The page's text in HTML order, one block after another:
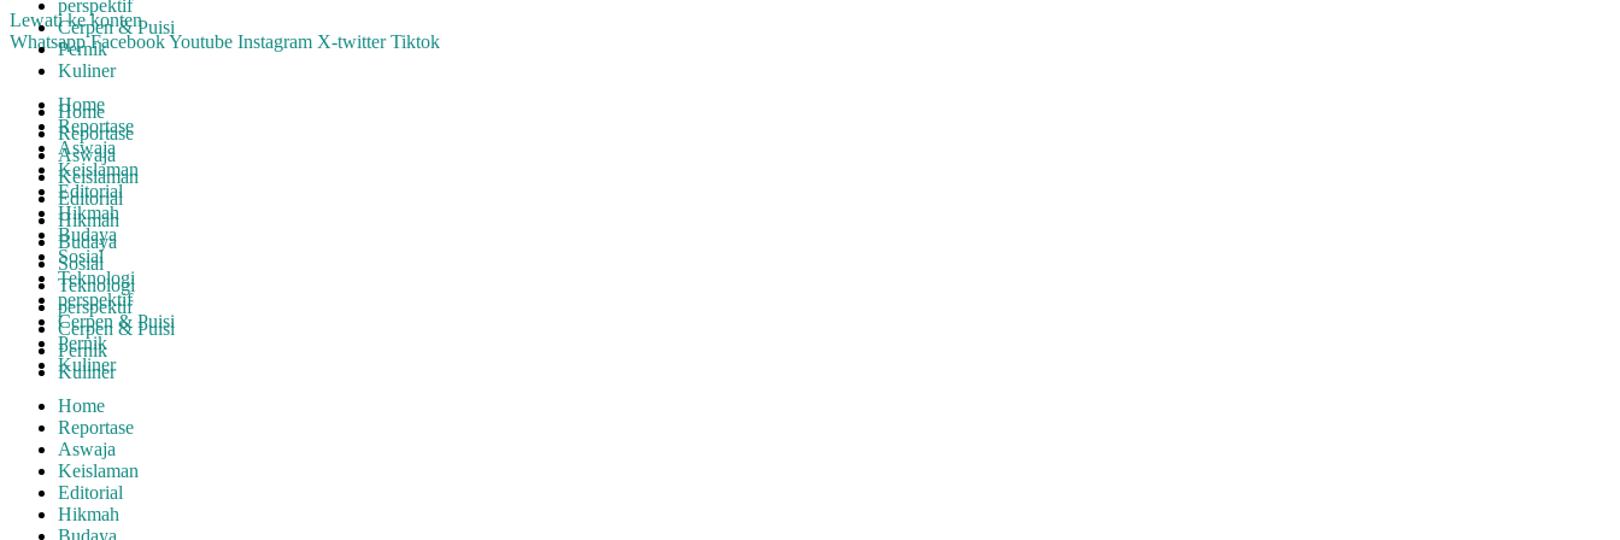
Lewati ke konten
Whatsapp FacebookYoutube Instagram X-twitter Tiktok
Home
Reportase
Aswaja
Keislaman
Editorial
Hikmah
Budaya
Sosial
Teknologi
perspektif
Cerpen & Puisi
Pernik
Kuliner
Home
Reportase
Aswaja
Keislaman
Editorial
Hikmah
Budaya
perspektif
Cerpen & Puisi
Pernik
Kuliner
Home
Reportase
Aswaja
Keislaman
Editorial
Hikmah
Budaya
Sosial
Teknologi
perspektif
Cerpen & Puisi
Pernik
Kuliner